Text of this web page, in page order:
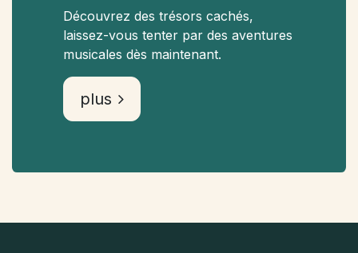
Découvrez des trésors cachés,
laissez-vous tenter par des aventures
musicales dès maintenant.
plus